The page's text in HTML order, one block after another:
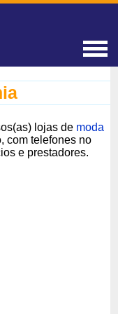
lojas de moda
com telefones no
e prestadores.